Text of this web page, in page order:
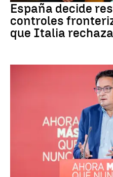
España decide
controles
que Italia